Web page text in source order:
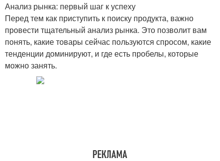
Анализ рынка: первый шаг к успеху
Перед тем как приступить к поиску продукта, важно
провести тщательный анализ рынка. Это позволит вам
понять, какие товары сейчас пользуются спросом, какие
тенденции доминируют, и где есть пробелы, которые
можно занять.